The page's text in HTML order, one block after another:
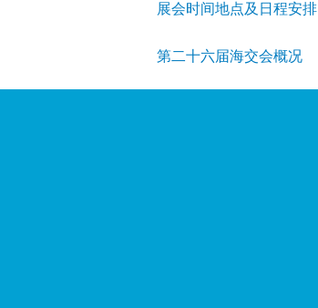
展会时间地点及日程安排
第二十六届海交会概况